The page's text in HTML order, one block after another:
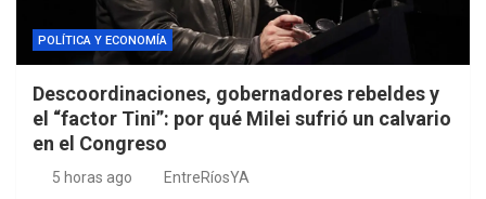
POLÍTICA Y ECONOMÍA
Descoordinaciones, gobernadores rebeldes y
el “factor Tini”: por qué Milei sufrió un calvario
en el Congreso
5 horas ago EntreRíosYA